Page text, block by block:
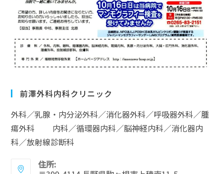
前澤外科内科クリニック
外科／乳腺・内分泌外科／消化器外科／呼吸器外科／腫
瘍外科 内科／循環器内科／脳神経内科／消化器内
科／放射線診断科
住所: